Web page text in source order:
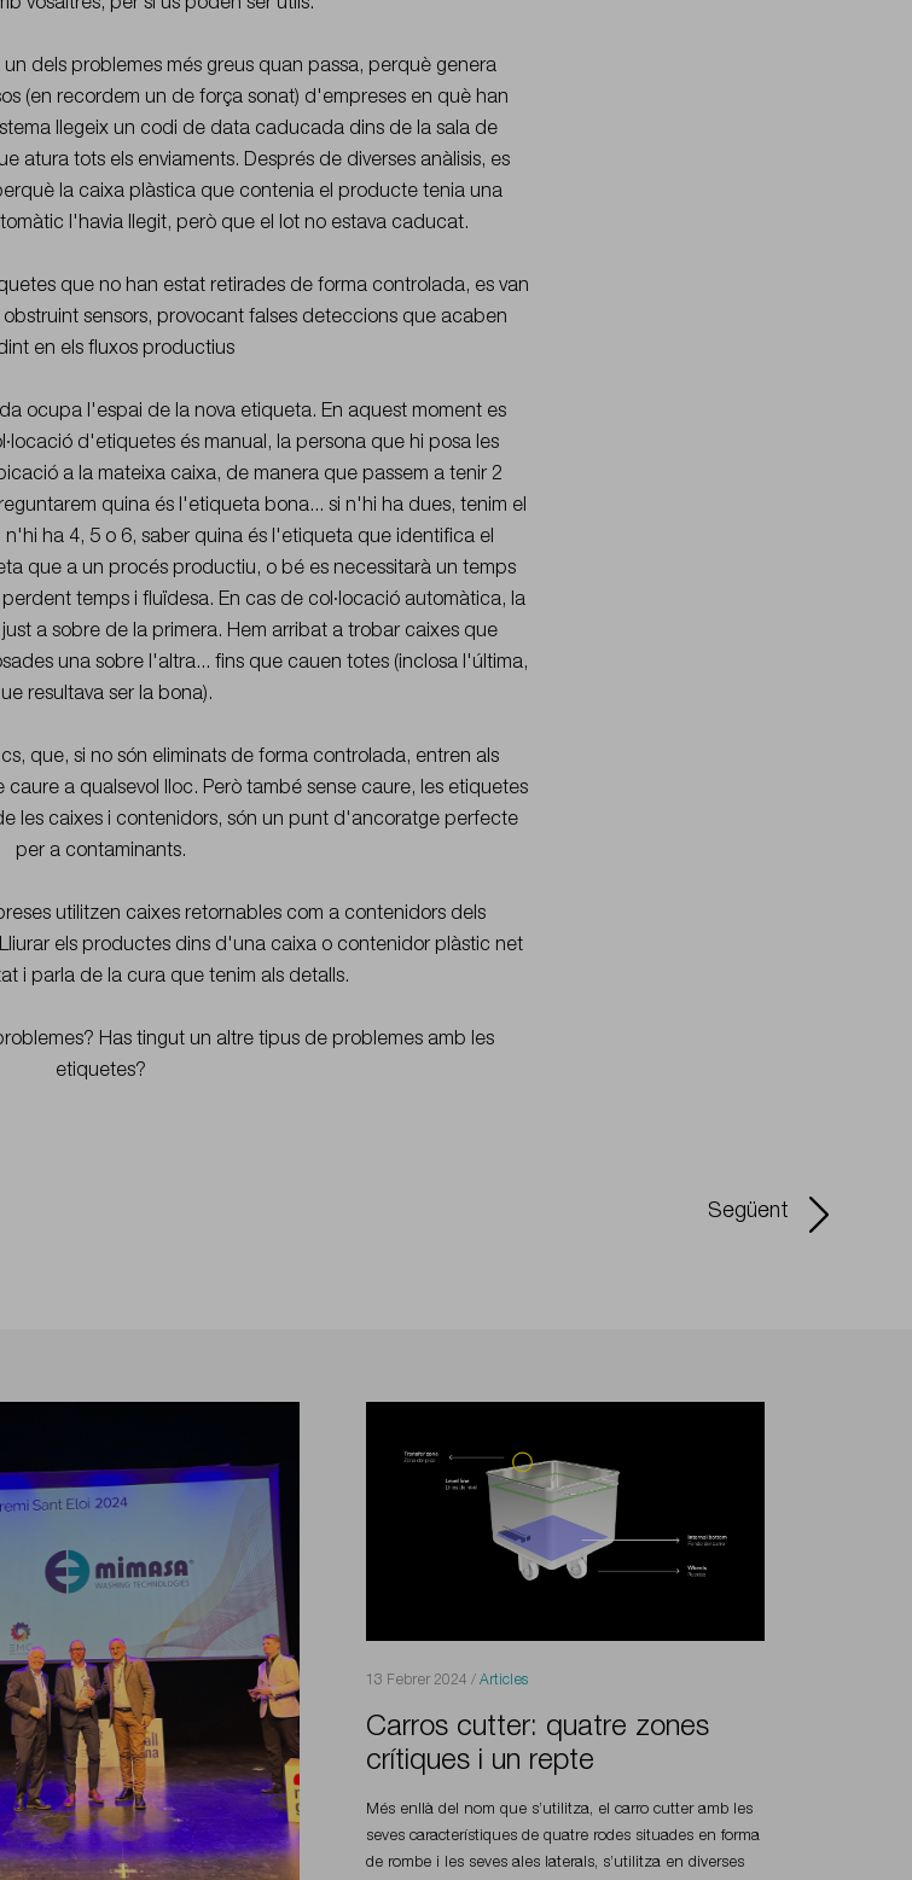
vosaltres, per si us poden ser útils.
un dels problemes més greus quan passa, perquè genera
(en recordem un de força sonat) d'empreses en què han
llegeix un codi de data caducada dins de la sala de
atura tots els enviaments. Després de diverses anàlisis, es
la caixa plàstica que contenia el producte tenia una
l'havia llegit, però que el lot no estava caducat.
que no han estat retirades de forma controlada, es van
sensors, provocant falses deteccions que acaben
en els fluxos productius
ocupa l'espai de la nova etiqueta. En aquest moment es
d'etiquetes és manual, la persona que hi posa les
a la mateixa caixa, de manera que passem a tenir 2
quina és l'etiqueta bona... si n'hi ha dues, tenim el
ha 4, 5 o 6, saber quina és l'etiqueta que identifica el
que a un procés productiu, o bé es necessitarà un temps
temps i fluïdesa. En cas de col·locació automàtica, la
a sobre de la primera. Hem arribat a trobar caixes que
una sobre l'altra... fins que cauen totes (inclosa l'última,
resultava ser la bona).
que, si no són eliminats de forma controlada, entren als
a qualsevol lloc. Però també sense caure, les etiquetes
les caixes i contenidors, són un punt d'ancoratge perfecte
per a contaminants.
utilitzen caixes retornables com a contenidors dels
els productes dins d'una caixa o contenidor plàstic net
i parla de la cura que tenim als detalls.
Has tingut un altre tipus de problemes amb les
etiquetes?
Següent
13 Febrer 2024 / Articles
Carros cutter: quatre zones
crítiques i un repte
Més enllà del nom que s’utilitza, el carro cutter amb les
seves característiques de quatre rodes situades en forma
de rombe i les seves ales laterals, s’utilitza en diverses